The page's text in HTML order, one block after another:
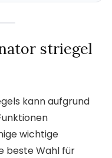
striegel
kann aufgrund
wichtige
beste Wahl für